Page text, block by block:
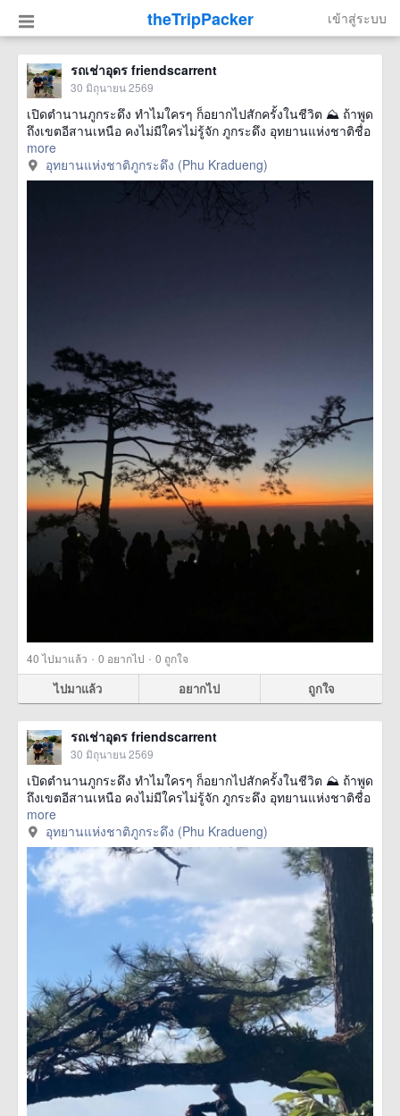
theTripPacker เข้าสู่ระบบ
รถเช่าอุดร friendscarrent
30 มิถุนายน 2569
เปิดตำนานภูกระดึง ทำไมใครๆ ก็อยากไปสักครั้งในชีวิต ⛰️ ถ้าพูด
ถึงเขตอีสานเหนือ คงไม่มีใครไม่รู้จัก ภูกระดึง อุทยานแห่งชาติชื่อ
more
อุทยานแห่งชาติภูกระดึง (Phu Kradueng)
40ไปมาแล้ว · 0 อยากไป · 0 ถูกใจ
ไปมาแล้ว อยากไป ถูกใจ
รถเช่าอุดร friendscarrent
30 มิถุนายน 2569
เปิดตำนานภูกระดึง ทำไมใครๆ ก็อยากไปสักครั้งในชีวิต ⛰️ ถ้าพูด
ถึงเขตอีสานเหนือ คงไม่มีใครไม่รู้จัก ภูกระดึง อุทยานแห่งชาติชื่อ
more
อุทยานแห่งชาติภูกระดึง (Phu Kradueng)